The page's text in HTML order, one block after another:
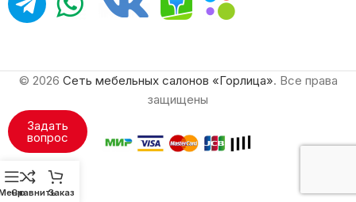
Задать
вопрос
© 2026 Сеть мебельных салонов «Горлица». Все права
защищены
СравнитьЗаказ